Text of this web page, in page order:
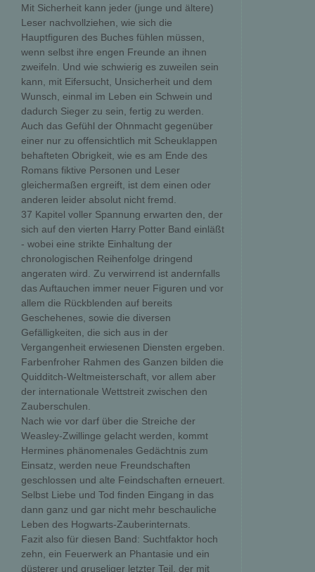
Mit Sicherheit kann jeder (junge und ältere)
Leser nachvollziehen, wie sich die
Hauptfiguren des Buches fühlen müssen,
wenn selbst ihre engen Freunde an ihnen
zweifeln. Und wie schwierig es zuweilen sein
kann, mit Eifersucht, Unsicherheit und dem
Wunsch, einmal im Leben ein Schwein und
dadurch Sieger zu sein, fertig zu werden.
Auch das Gefühl der Ohnmacht gegenüber
einer nur zu offensichtlich mit Scheuklappen
behafteten Obrigkeit, wie es am Ende des
Romans fiktive Personen und Leser
gleichermaßen ergreift, ist dem einen oder
anderen leider absolut nicht fremd.
37 Kapitel voller Spannung erwarten den, der
sich auf den vierten Harry Potter Band einläßt
- wobei eine strikte Einhaltung der
chronologischen Reihenfolge dringend
angeraten wird. Zu verwirrend ist andernfalls
das Auftauchen immer neuer Figuren und vor
allem die Rückblenden auf bereits
Geschehenes, sowie die diversen
Gefälligkeiten, die sich aus in der
Vergangenheit erwiesenen Diensten ergeben.
Farbenfroher Rahmen des Ganzen bilden die
Quidditch-Weltmeisterschaft, vor allem aber
der internationale Wettstreit zwischen den
Zauberschulen.
Nach wie vor darf über die Streiche der
Weasley-Zwillinge gelacht werden, kommt
Hermines phänomenales Gedächtnis zum
Einsatz, werden neue Freundschaften
geschlossen und alte Feindschaften erneuert.
Selbst Liebe und Tod finden Eingang in das
dann ganz und gar nicht mehr beschauliche
Leben des Hogwarts-Zauberinternats.
Fazit also für diesen Band: Suchtfaktor hoch
zehn, ein Feuerwerk an Phantasie und ein
düsterer und gruseliger letzter Teil, der mit